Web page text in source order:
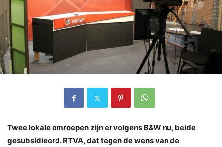
Twee lokale omroepen zijn er volgens B&W nu, beide
gesubsidieerd. RTVA, dat tegen de wens van de